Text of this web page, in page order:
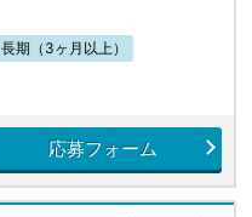
長期（3ヶ月以上）
応募フォーム